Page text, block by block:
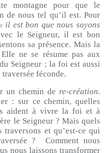
montagne pour que le
de nous tel qu’il est. Pour
il est bon que nous soyons
le Seigneur, il est bon
sa présence. Mais la
ne se résume pas aux
Seigneur ; la foi est aussi
féconde.
un chemin de re-création.
: sur ce chemin, quelles
aident à vivre la foi et à
le Seigneur ? Mais quels
traversons et qu’est-ce qui
? Comment nous
nous laissons transformer